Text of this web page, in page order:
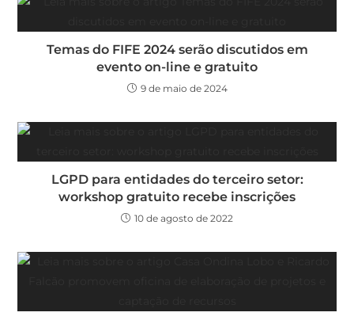
Temas do FIFE 2024 serão discutidos em
evento on-line e gratuito
9 de maio de 2024
LGPD para entidades do terceiro setor:
workshop gratuito recebe inscrições
10 de agosto de 2022